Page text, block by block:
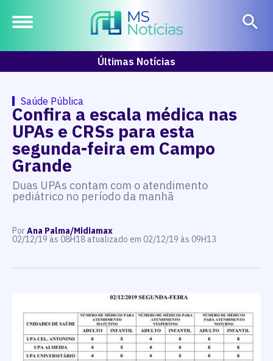
Últimas Notícias
Saúde Pública
Confira a escala médica nas
UPAs e CRSs para esta
segunda-feira em Campo
Grande
Duas UPAs contam com o atendimento
pediátrico no período da manhã
PorAna Palma/Midiamax
02/12/19 às 08H18 atualizado em 02/12/19 às 09H13